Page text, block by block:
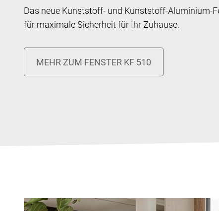
Das neue Kunststoff- und Kunststoff-Aluminium-
für maximale Sicherheit für Ihr Zuhause.